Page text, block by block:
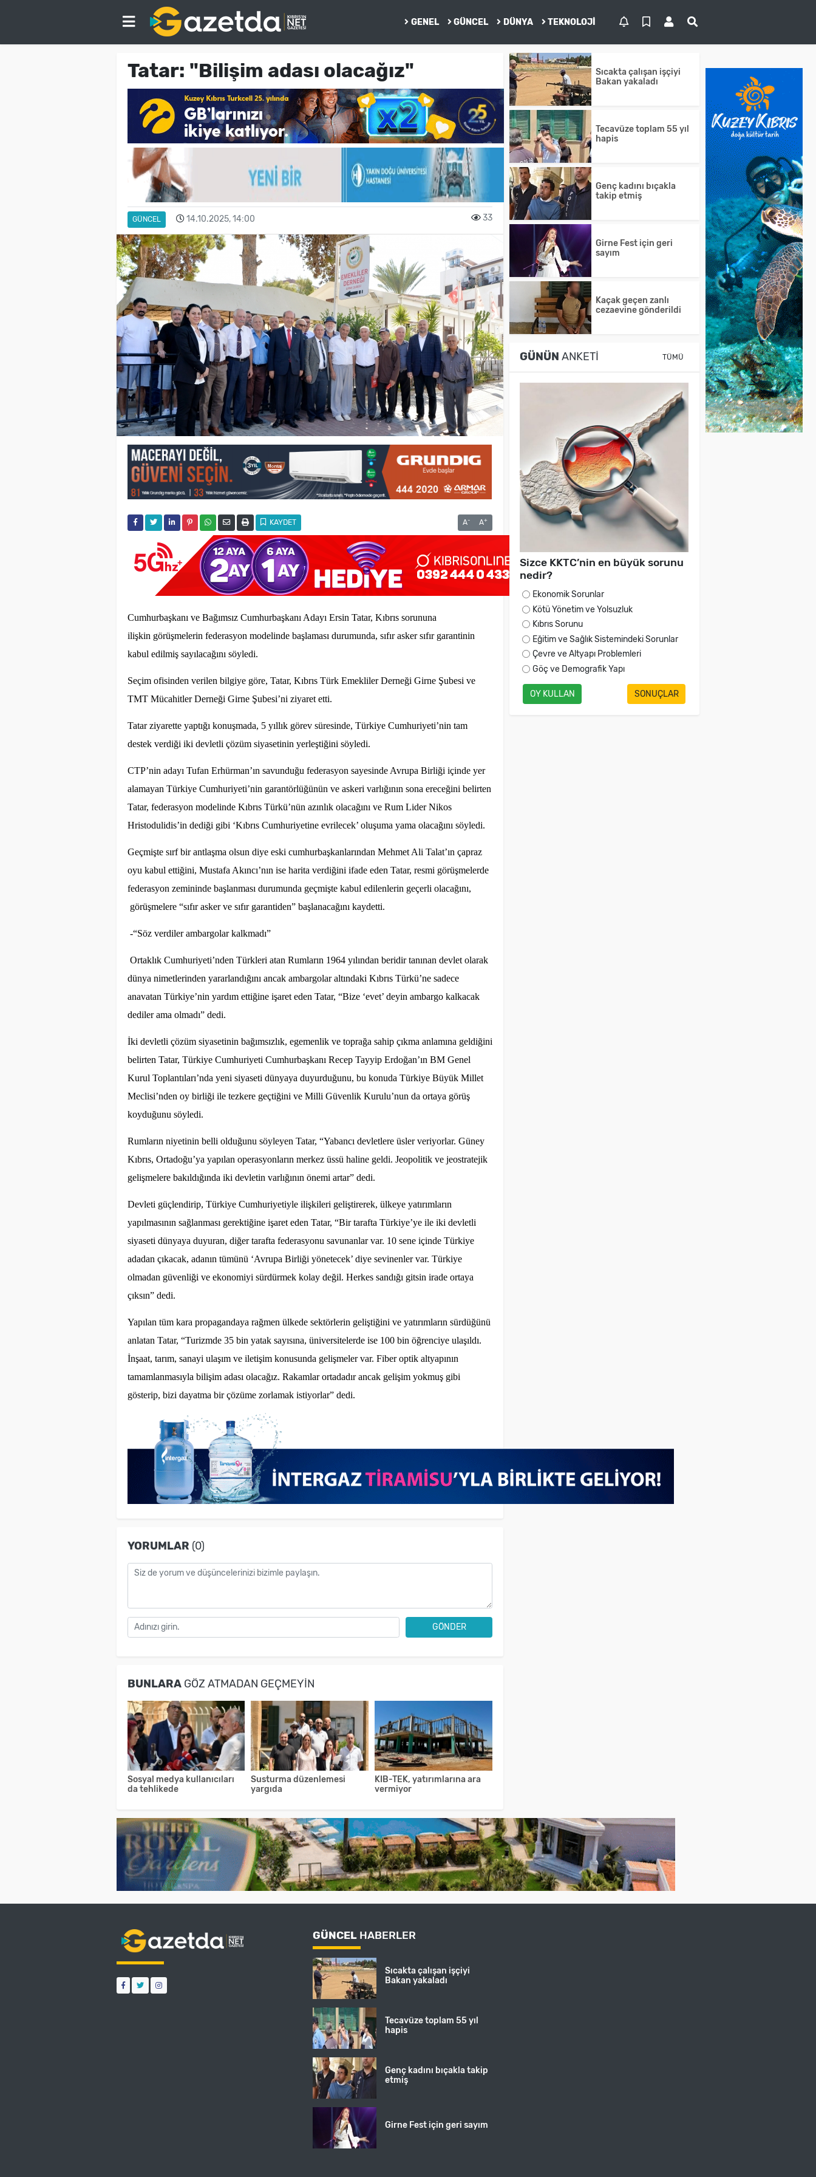
GENEL GÜNCEL DÜNYA TEKNOLOJI
Tatar: "Bilişim adası olacağız"
GÜNCEL 14.10.2025, 14:00 33
KAYDET A- A+
Cumhurbaşkanı ve Bağımsız Cumhurbaşkanı Adayı Ersin Tatar, Kıbrıs sorununa
ilişkin görüşmelerin federasyon modelinde başlaması durumunda, sıfır asker sıfır garantinin
kabul edilmiş sayılacağını söyledi.
Seçim ofisinden verilen bilgiye göre, Tatar, Kıbrıs Türk Emekliler Derneği Girne Şubesi ve
TMT Mücahitler Derneği Girne Şubesi’ni ziyaret etti.
Tatar ziyarette yaptığı konuşmada, 5 yıllık görev süresinde, Türkiye Cumhuriyeti’nin tam
destek verdiği iki devletli çözüm siyasetinin yerleştiğini söyledi.
CTP’nin adayı Tufan Erhürman’ın savunduğu federasyon sayesinde Avrupa Birliği içinde yer
alamayan Türkiye Cumhuriyeti’nin garantörlüğünün ve askeri varlığının sona ereceğini belirten
Tatar, federasyon modelinde Kıbrıs Türkü’nün azınlık olacağını ve Rum Lider Nikos
Hristodulidis’in dediği gibi ‘Kıbrıs Cumhuriyetine evrilecek’ oluşuma yama olacağını söyledi.
Geçmişte sırf bir antlaşma olsun diye eski cumhurbaşkanlarından Mehmet Ali Talat’ın çapraz
oyu kabul ettiğini, Mustafa Akıncı’nın ise harita verdiğini ifade eden Tatar, resmi görüşmelerde
federasyon zemininde başlanması durumunda geçmişte kabul edilenlerin geçerli olacağını,
görüşmelere “sıfır asker ve sıfır garantiden” başlanacağını kaydetti.
-“Söz verdiler ambargolar kalkmadı”
Ortaklık Cumhuriyeti’nden Türkleri atan Rumların 1964 yılından beridir tanınan devlet olarak
dünya nimetlerinden yararlandığını ancak ambargolar altındaki Kıbrıs Türkü’ne sadece
anavatan Türkiye’nin yardım ettiğine işaret eden Tatar, “Bize ‘evet’ deyin ambargo kalkacak
dediler ama olmadı” dedi.
İki devletli çözüm siyasetinin bağımsızlık, egemenlik ve toprağa sahip çıkma anlamına geldiğini
belirten Tatar, Türkiye Cumhuriyeti Cumhurbaşkanı Recep Tayyip Erdoğan’ın BM Genel
Kurul Toplantıları’nda yeni siyaseti dünyaya duyurduğunu, bu konuda Türkiye Büyük Millet
Meclisi’nden oy birliği ile tezkere geçtiğini ve Milli Güvenlik Kurulu’nun da ortaya görüş
koyduğunu söyledi.
Rumların niyetinin belli olduğunu söyleyen Tatar, “Yabancı devletlere üsler veriyorlar. Güney
Kıbrıs, Ortadoğu’ya yapılan operasyonların merkez üssü haline geldi. Jeopolitik ve jeostratejik
gelişmelere bakıldığında iki devletin varlığının önemi artar” dedi.
Devleti güçlendirip, Türkiye Cumhuriyetiyle ilişkileri geliştirerek, ülkeye yatırımların
yapılmasının sağlanması gerektiğine işaret eden Tatar, “Bir tarafta Türkiye’ye ile iki devletli
siyaseti dünyaya duyuran, diğer tarafta federasyonu savunanlar var. 10 sene içinde Türkiye
adadan çıkacak, adanın tümünü ‘Avrupa Birliği yönetecek’ diye sevinenler var. Türkiye
olmadan güvenliği ve ekonomiyi sürdürmek kolay değil. Herkes sandığı gitsin irade ortaya
çıksın” dedi.
Yapılan tüm kara propagandaya rağmen ülkede sektörlerin geliştiğini ve yatırımların sürdüğünü
anlatan Tatar, “Turizmde 35 bin yatak sayısına, üniversitelerde ise 100 bin öğrenciye ulaşıldı.
İnşaat, tarım, sanayi ulaşım ve iletişim konusunda gelişmeler var. Fiber optik altyapının
tamamlanmasıyla bilişim adası olacağız. Rakamlar ortadadır ancak gelişim yokmuş gibi
gösterip, bizi dayatma bir çözüme zorlamak istiyorlar” dedi.
YORUMLAR (0)
GÖNDER
BUNLARAGÖZ ATMADAN GEÇMEYIN
Sosyal medya kullanıcıları
da tehlikede
Susturma düzenlemesi
yargıda
KIB-TEK, yatırımlarına ara
vermiyor
Sıcakta çalışan işçiyi
Bakan yakaladı
Tecavüze toplam 55 yıl
hapis
Genç kadını bıçakla
takip etmiş
Girne Fest için geri
sayım
Kaçak geçen zanlı
cezaevine gönderildi
GÜNÜN ANKETI TÜMÜ
Sizce KKTC’nin en büyük sorunu
nedir?
Ekonomik Sorunlar
Kötü Yönetim ve Yolsuzluk
Kıbrıs Sorunu
Eğitim ve Sağlık Sistemindeki Sorunlar
Çevre ve Altyapı Problemleri
Göç ve Demografik Yapı
OY KULLAN SONUÇLAR
GÜNCEL HABERLER
Sıcakta çalışan işçiyi
Bakan yakaladı
Tecavüze toplam 55 yıl
hapis
Genç kadını bıçakla takip
etmiş
Girne Fest için geri sayım